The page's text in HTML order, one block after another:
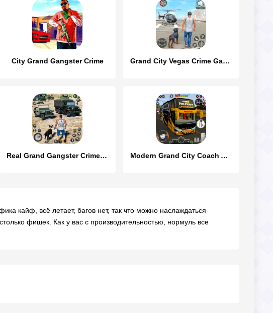
City Grand Gangster Crime Grand City Vegas Crime Games
Real Grand Gangster Crime City Modern Grand City Coach Arena
кайф, всё летает, багов нет, так что можно наслаждаться
фишек. Как у вас с производительностью, нормуль все